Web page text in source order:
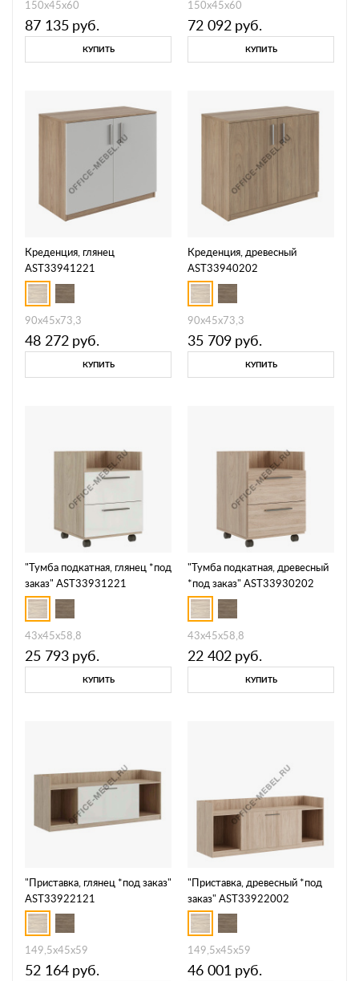
150x45x60
87 135 руб.
КУПИТЬ
150x45x60
72 092 руб.
КУПИТЬ
Креденция, глянец
AST33941221
90x45x73,3
48 272 руб.
КУПИТЬ
Креденция, древесный
AST33940202
90x45x73,3
35 709 руб.
КУПИТЬ
"Тумба подкатная, глянец *под
заказ" AST33931221
43x45x58,8
25 793 руб.
КУПИТЬ
"Тумба подкатная, древесный
*под заказ" AST33930202
43x45x58,8
22 402 руб.
КУПИТЬ
"Приставка, глянец *под заказ"
AST33922121
149,5x45x59
52 164 руб.
"Приставка, древесный *под
заказ" AST33922002
149,5x45x59
46 001 руб.